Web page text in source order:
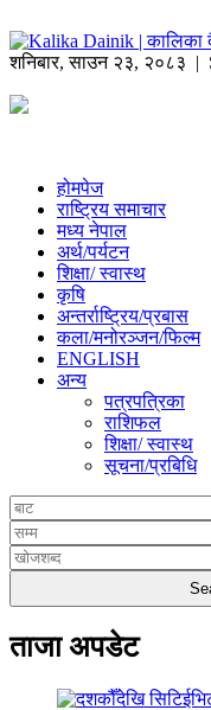
शनिबार,साउन २३, २०८३ |
होमपेज
राष्ट्रिय समाचार
मध्य नेपाल
अर्थ/पर्यटन
शिक्षा/ स्वास्थ
कृषि
अन्तर्राष्ट्रिय/प्रबास
कला/मनोरञ्जन/फिल्म
ENGLISH
अन्य
पत्रपत्रिका
राशिफल
शिक्षा/ स्वास्थ
सूचना/प्रबिधि
ताजा अपडेट